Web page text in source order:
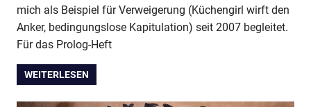
mich als Beispiel für Verweigerung (Küchengirl wirft den
Anker, bedingungslose Kapitulation) seit 2007 begleitet.
Für das Prolog-Heft
WEITERLESEN